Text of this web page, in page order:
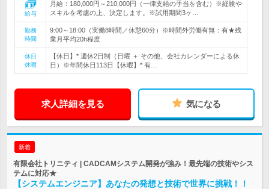
給与
月給：180,000円～210,000円（一律支給の手当を含む）※経験や
スキルを考慮の上、決定します。※試用期間3ヶ…
勤務
時間
9:00～18:00（実働8時間／休憩60分）※時間外労働有無：有★残
業月平均20h程度
休日
休暇
【休日】* 週休2日制（日曜 ＋ その他、会社カレンダーによる休
日）※年間休日113日【休暇】* 有…
求人詳細を見る 気になる
新着
有限会社トリニティ | CADCAMシステム開発が強み！最先端の技術やシス
テムに対応★
【システムエンジニア】あなたの発想と技術で世界に挑戦！！